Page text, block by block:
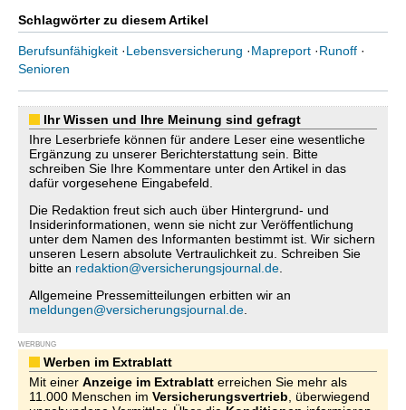
Schlagwörter zu diesem Artikel
Berufsunfähigkeit ·Lebensversicherung ·Mapreport ·Runoff ·
Senioren
Ihr Wissen und Ihre Meinung sind gefragt
Ihre Leserbriefe können für andere Leser eine wesentliche
Ergänzung zu unserer Berichterstattung sein. Bitte
schreiben Sie Ihre Kommentare unter den Artikel in das
dafür vorgesehene Eingabefeld.
Die Redaktion freut sich auch über Hintergrund- und
Insiderinformationen, wenn sie nicht zur Veröffentlichung
unter dem Namen des Informanten bestimmt ist. Wir sichern
unseren Lesern absolute Vertraulichkeit zu. Schreiben Sie
bitte an redaktion@versicherungsjournal.de
Allgemeine Pressemitteilungen erbitten wir an
meldungen@versicherungsjournal.de
WERBUNG
Werben im Extrablatt
Mit einer Anzeige im Extrablatt erreichen Sie mehr als
11.000 Menschen im Versicherungsvertrieb , überwiegend